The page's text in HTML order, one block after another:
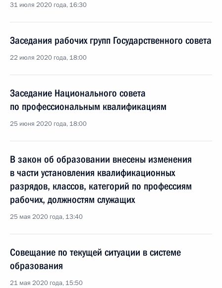
31 июля 2020 года, 16:30
Заседания рабочих групп Государственного совета
22 июля 2020 года, 18:00
Заседание Национального совета
по профессиональным квалификациям
25 июня 2020 года, 18:00
В закон об образовании внесены изменения
в части установления квалификационных
разрядов, классов, категорий по профессиям
рабочих, должностям служащих
25 мая 2020 года, 13:40
Совещание по текущей ситуации в системе
образования
21 мая 2020 года, 15:50